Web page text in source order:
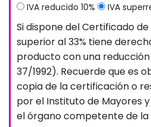
IVA reducido 10% IVA
Si dispone del Certificado
superior al 33% tiene
producto con una reducción
37/1992). Recuerde que es
copia de la certificación o
por el Instituto de Mayores
el órgano competente de